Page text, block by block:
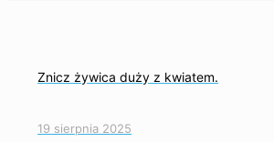
Znicz żywica duży z kwiatem.
19 sierpnia 2025